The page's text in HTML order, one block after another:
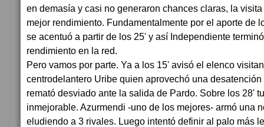
en demasía y casi no generaron chances claras, la
mejor rendimiento. Fundamentalmente por el aporte de
se acentuó a partir de los 25' y así Independiente
rendimiento en la red.
Pero vamos por parte. Ya a los 15' avisó el elenco
centrodelantero Uribe quien aprovechó una
remató desviado ante la salida de Pardo. Sobre los 28'
inmejorable. Azurmendi -uno de los mejores- armó una
eludiendo a 3 rivales. Luego intentó definir al palo más